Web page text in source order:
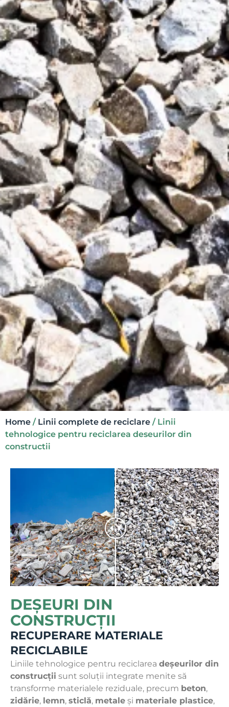
Home / Linii complete de reciclare / Linii
tehnologice pentru reciclarea deseurilor din
constructii
DEȘEURI DIN
CONSTRUCȚII
RECUPERARE MATERIALE
RECICLABILE
Liniile tehnologice pentru reciclarea deșeurilor din
construcții sunt soluții integrate menite să
transforme materialele reziduale, precum beton,
zidărie, lemn, sticlă, metale și materiale plastice,